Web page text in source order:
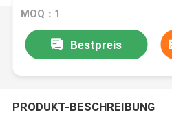
MOQ：1
Bestpreis
PRODUKT-BESCHREIBUNG